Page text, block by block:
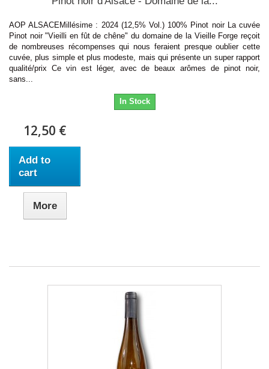
AOP ALSACEMillésime : 2024 (12,5% Vol.) 100% Pinot noir La cuvée
Pinot noir "Vieilli en fût de chêne" du domaine de la Vieille Forge reçoit
de nombreuses récompenses qui nous feraient presque oublier cette
cuvée, plus simple et plus modeste, mais qui présente un super rapport
qualité/prix Ce vin est léger, avec de beaux arômes de pinot noir,
sans...
In Stock
12,50 €
Add to
cart
More